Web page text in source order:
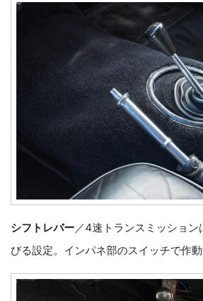
シフトレバー／4速トランスミッショ
びる設定。インパネ部のスイッチで作動